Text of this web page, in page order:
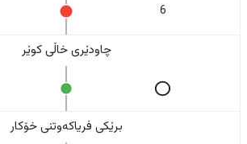
6
چاودێری خاڵی کوێر
برێکی فریاکەوتنی خۆکار